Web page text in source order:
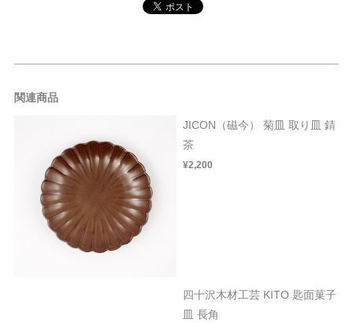
関連商品
JICON（磁今） 菊皿 取り皿 錆
茶
¥2,200
四十沢木材工芸 KITO 匙面菓子
皿 長角